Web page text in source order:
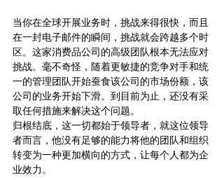
当你在全球开展业务时，挑战来得很快，而且
在一封电子邮件的瞬间，挑战就会跨越多个时
区。这家消费品公司的高级团队根本无法应对
挑战。毫不奇怪，随着更敏捷的竞争对手和统
一的管理团队开始蚕食该公司的市场份额，该
公司的业务开始下滑。到目前为止，还没有采
取任何措施来解决这个问题。
归根结底，这一切都始于领导者，就这位领导
者而言，他没有足够的能力将他的团队和组织
转变为一种更加横向的方式，让每个人都为企
业效力。